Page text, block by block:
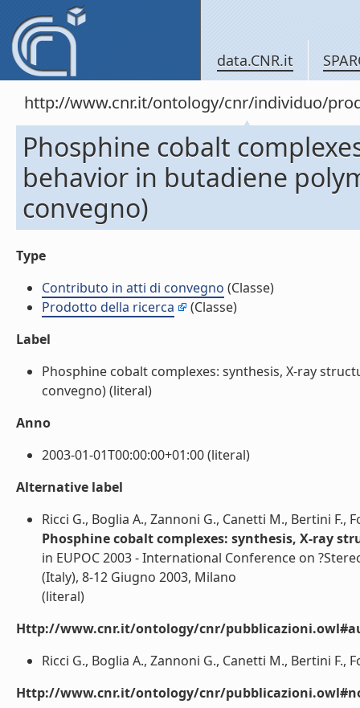
data.CNR.it
http://www.cnr.it/ontology/cnr/individuo/
Phosphine cobalt
behavior in butadiene
convegno)
Type
Contributo in atti di convegno (Classe)
Prodotto della ricerca
(Classe)
Label
Phosphine cobalt complexes: synthesis, X-ray
convegno) (literal)
Anno
2003-01-01T00:00:00+01:00 (literal)
Alternative label
Ricci G., Boglia A., Zannoni G., Canetti M., Bertini F.,
Phosphine cobalt complexes: synthesis, X-ray
in EUPOC 2003 - International Conference on
(Italy), 8-12 Giugno 2003, Milano
(literal)
Http://www.cnr.it/ontology/cnr/
Ricci G., Boglia A., Zannoni G., Canetti M., Bertini F.,
Http://www.cnr.it/ontology/cnr/